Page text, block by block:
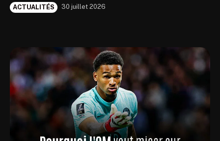
ACTUALITÉS 30 juillet 2026